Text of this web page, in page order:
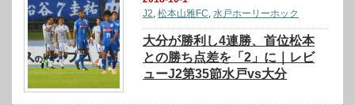
J2,松本山雅FC,水戸ホーリーホック
大分が勝利し4連勝、首位松本
との勝ち点差を「2」に｜レビ
ューJ2第35節水戸vs大分